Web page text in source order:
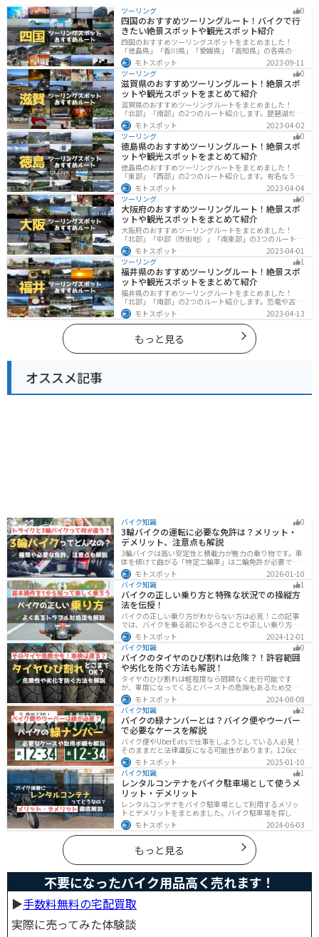
ツーリング 0
四国のおすすめツーリングルート！バイクで行
きたい絶景スポットや観光スポット紹介
四国のおすすめツーリングスポットをまとめました！
「徳島県」「香川県」「愛媛県」「高知県」の各県の観
光地紹介します。自然豊かな山々や湖、温泉地が点在
し、四季折々の景色を楽しめるスポットが多数ありま
す。バイクで四国にツーリングに行く際は参考にしてく
ださい。
モトスポット
2023-09-11
ツーリング
0
滋賀県のおすすめツーリングルート！絶景スポ
ットや観光スポットをまとめて紹介
滋賀県のおすすめツーリングルートをまとめました！
「北部」「南部」の2つのルート紹介します。琵琶湖だけ
でなく、比叡山ドライブウェイなどの山を楽しめるスポ
ットも多数あります。バイクで滋賀県にツーリングに行
く際は参考にしてください。
モトスポット
2023-04-02
ツーリング
0
徳島県のおすすめツーリングルート！絶景スポ
ットや観光スポットをまとめて紹介
徳島県のおすすめツーリングルートをまとめました！
「東部」「西部」の2つのルート紹介します。有名なうず
しおや山を中心とした自然豊かなスポットが多数ありま
す。バイクで徳島県にツーリングに行く際は参考にして
ください。
モトスポット
2023-04-04
ツーリング
0
大阪府のおすすめツーリングルート！絶景スポ
ットや観光スポットをまとめて紹介
大阪府のおすすめツーリングルートをまとめました！
「北部」「中部（市街地）」「南東部」の3つのルート紹
介します。歴史と近代が融合した魅力的なエリアで様々
な楽しみ方ができます。バイクで大阪府にツーリングに
行く際は参考にしてください。
モトスポット
2023-04-01
ツーリング
1
福井県のおすすめツーリングルート！絶景スポ
ットや観光スポットをまとめて紹介
福井県のおすすめツーリングルートをまとめました！
「北部」「南部」の2つのルート紹介します。恐竜や古代
遺跡、温泉地など魅力に溢れるスポットが多数ありま
す。バイクで福井県にツーリングに行く際は参考にして
ください。
モトスポット 2023-04-13
もっと見る
オススメ記事
バイク知識 0
3輪バイクの運転に必要な免許は？メリット・
デメリット、注意点も解説
3輪バイクは高い安定性と積載力が魅力の乗り物です。車
体を傾けて曲がる「特定二輪車」は二輪免許が必要です
が、自立する「トライク」は普通自動車免許で運転で
き、ヘルメット着用も任意です。維持費はバイク並みです
が、運転特性や駐車ルールは車種により異なるため、事
前の確認が大切です。
モトスポット
2026-01-10
バイク知識
1
バイクの正しい乗り方と特殊な状況での操縦方
法を伝授！
バイクの正しい乗り方がわからない方は必見！この記事
では、バイクを乗る前にやるべきことや正しい乗り方、
トラブルと対処法を解説しています。実は、車と気をつ
ける部分はかなり異なるので注意が必要です。この記事
を読めば、安全で快適なバイクライフを送れます。
モトスポット
2024-12-01
バイク知識
0
バイクのタイヤのひび割れは危険？！許容範囲
や劣化を防ぐ方法も解説！
タイヤのひび割れは軽程度なら問題なく走行可能です
が、重度になってくるとバーストの危険もあるため交換
が必要です。どの程度なら大丈夫なのか、タイヤのひび
割れを防ぐ方法などまとめました。快適安全にバイクに
乗るためにもしっかりとチェックしておきましょう。
モトスポット
2024-08-08
バイク知識
2
バイクの緑ナンバーとは？バイク便やウーバー
で必要なケースを解説
バイク便やUberEatsで仕事をしようとしている人必見！
そのままだと法律違反になる可能性があります。126cc以
上のバイクで運送事業を行う場合、緑ナンバー（事業
用）が必要になります。本記事では緑ナンバーの必要な
ケースや取得方法を解説します。
モトスポット
2025-01-10
バイク知識
1
レンタルコンテナをバイク駐車場として使うメ
リット・デメリット
レンタルコンテナをバイク駐車場として利用するメリッ
トとデメリットをまとめました。バイク駐車場を探して
いるなら、最強のセキュリティでバイクの劣化も防げる
レンタルコンテナを検討してみませんか？キャンペーン
を利用することで格安で利用できます。
モトスポット 2024-06-03
もっと見る
不要になったバイク用品高く売れます！
▶︎手数料無料の宅配買取
実際に売ってみた体験談